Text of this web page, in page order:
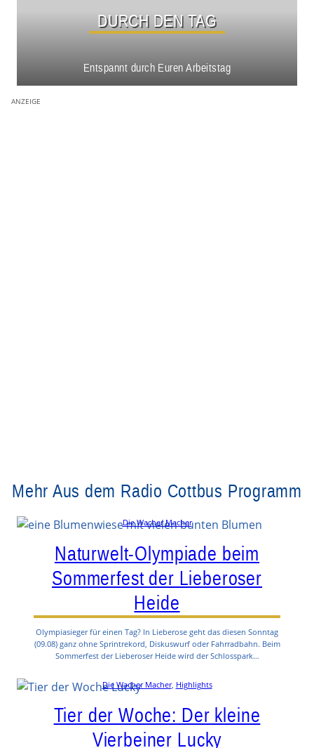
DURCH DEN TAG
Entspannt durch Euren Arbeitstag
Mehr Aus dem Radio Cottbus Programm
Die Wacher Macher
Naturwelt-Olympiade beim
Sommerfest der Lieberoser
Heide
Olympiasieger für einen Tag? In Lieberose geht das diesen Sonntag
(09.08) ganz ohne Sprintrekord, Diskuswurf oder Fahrradbahn. Beim
Sommerfest der Lieberoser Heide wird der Schlosspark…
Die Wacher Macher, Highlights
Tier der Woche: Der kleine
Vierbeiner Lucky